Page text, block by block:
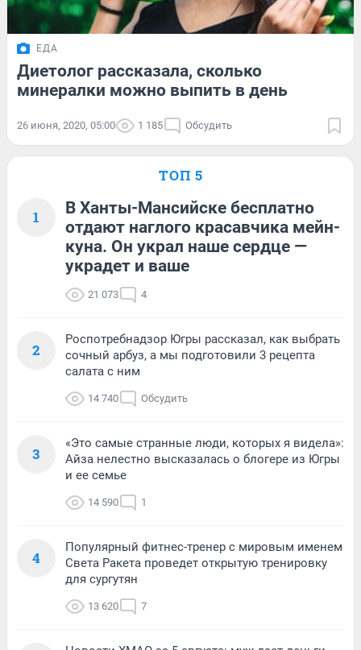
ЕДА
Диетолог рассказала, сколько
минералки можно выпить в день
26 июня, 2020, 05:00 1 185 Обсудить
ТОП 5
1
В Ханты-Мансийске бесплатно
отдают наглого красавчика мейн-
куна. Он украл наше сердце —
украдет и ваше
21 073 4
2
Роспотребнадзор Югры рассказал, как выбрать
сочный арбуз, а мы подготовили 3 рецепта
салата с ним
14 740 Обсудить
3
«Это самые странные люди, которых я видела»:
Айза нелестно высказалась о блогере из Югры
и ее семье
14 590 1
4
Популярный фитнес-тренер с мировым именем
Света Ракета проведет открытую тренировку
для сургутян
13 620 7